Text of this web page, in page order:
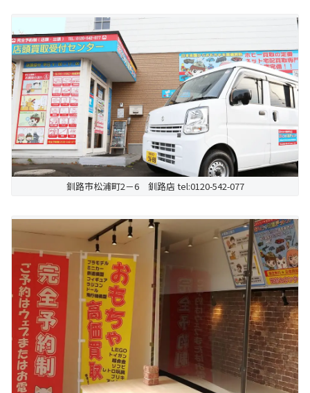
釧路市松浦町2－6 釧路店 tel:0120-542-077